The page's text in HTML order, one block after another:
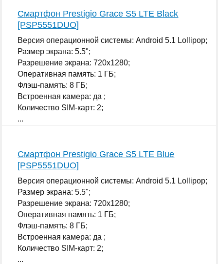
Смартфон Prestigio Grace S5 LTE Black
[PSP5551DUO]
Версия операционной системы: Android 5.1 Lollipop;
Размер экрана: 5.5";
Разрешение экрана: 720x1280;
Оперативная память: 1 ГБ;
Флэш-память: 8 ГБ;
Встроенная камера: да ;
Количество SIM-карт: 2;
...
Смартфон Prestigio Grace S5 LTE Blue
[PSP5551DUO]
Версия операционной системы: Android 5.1 Lollipop;
Размер экрана: 5.5";
Разрешение экрана: 720x1280;
Оперативная память: 1 ГБ;
Флэш-память: 8 ГБ;
Встроенная камера: да ;
Количество SIM-карт: 2;
...